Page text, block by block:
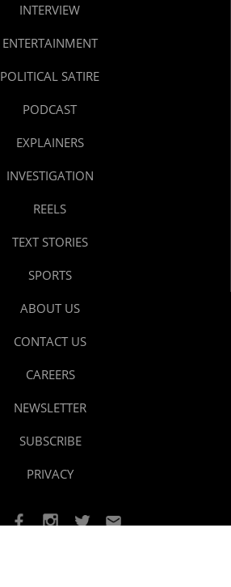
INTERVIEW
ENTERTAINMENT
POLITICAL SATIRE
PODCAST
EXPLAINERS
INVESTIGATION
REELS
TEXT STORIES
SPORTS
ABOUT US
CONTACT US
CAREERS
NEWSLETTER
SUBSCRIBE
PRIVACY